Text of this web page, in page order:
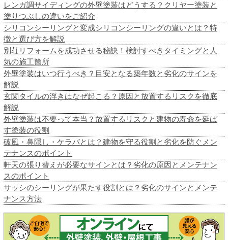
レンガ調サイディングの外壁塗装はどうする？クリヤー塗装と
塗りつぶしの違いをご紹介
シリコンシーリングと変成シリコンシーリングの違いとは？特
徴と選び方を解説
別荘リフォームを成功させる秘訣！検討すべきタイミングと人
気の施工箇所
外壁塗装はいつ行うべき？目安となる築年数と劣化のサインを
解説
玄関タイルの浮きはなぜ起こる？原因と放置するリスクを徹底
解説
外壁塗装は不要って本当？放置するリスクと建物の寿命を延ば
す塗装の役割
破風・鼻隠し・ケラバとは？建物を守る役割と劣化を防ぐメン
テナンスのポイント
軒天の張り替えが必要なサインとは？劣化の原因とメンテナン
スのポイント
サッシのシーリングが果たす役割とは？劣化のサインとメンテ
ナンス方法